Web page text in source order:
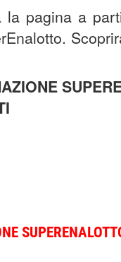
la pagina a